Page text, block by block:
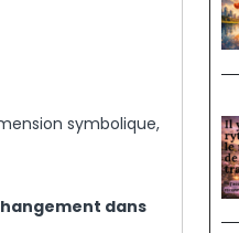
symbolique,
dans